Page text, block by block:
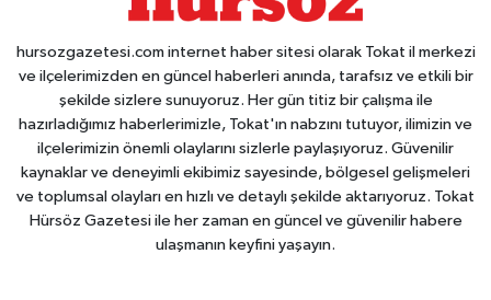
hursozgazetesi.com internet haber sitesi olarak Tokat il merkezi
ve ilçelerimizden en güncel haberleri anında, tarafsız ve etkili bir
şekilde sizlere sunuyoruz. Her gün titiz bir çalışma ile
hazırladığımız haberlerimizle, Tokat'ın nabzını tutuyor, ilimizin ve
ilçelerimizin önemli olaylarını sizlerle paylaşıyoruz. Güvenilir
kaynaklar ve deneyimli ekibimiz sayesinde, bölgesel gelişmeleri
ve toplumsal olayları en hızlı ve detaylı şekilde aktarıyoruz. Tokat
Hürsöz Gazetesi ile her zaman en güncel ve güvenilir habere
ulaşmanın keyfini yaşayın.